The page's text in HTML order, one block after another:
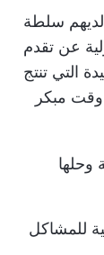
لديهم سلطة
عن تقدم
التي تنتج
مبكر
وحلها
للمشاكل